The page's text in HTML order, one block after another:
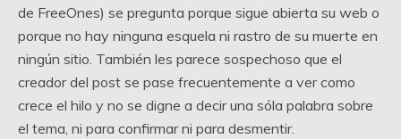
de FreeOnes) se pregunta porque sigue abierta su web o
porque no hay ninguna esquela ni rastro de su muerte en
ningún sitio. También les parece sospechoso que el
creador del post se pase frecuentemente a ver como
crece el hilo y no se digne a decir una sóla palabra sobre
el tema, ni para confirmar ni para desmentir.